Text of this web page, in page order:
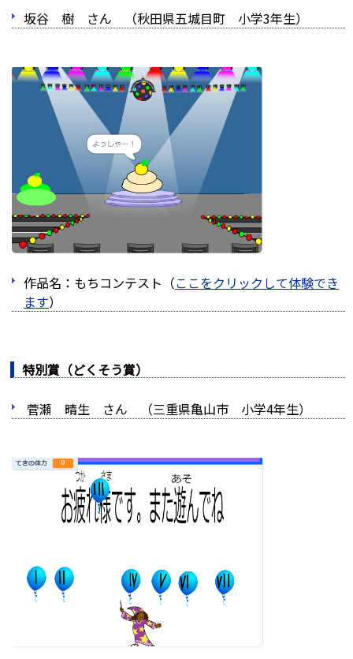
坂谷 樹 さん （秋田県五城目町 小学3年生）
作品名：もちコンテスト（ここをクリックして体験でき
ます）
特別賞（どくそう賞）
菅瀬 晴生 さん （三重県亀山市 小学4年生）